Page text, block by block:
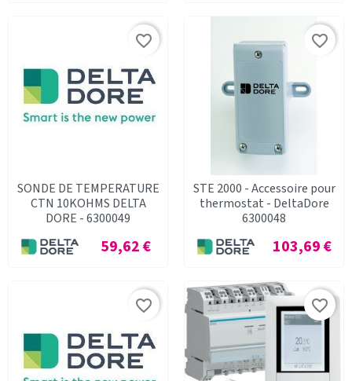
SONDE DE TEMPERATURE
CTN 10KOHMS DELTA
DORE - 6300049
Prix
59,62 €
favorite_border
STE 2000 - Accessoire pour
thermostat - DeltaDore
6300048
Prix
103,69 €
favorite_border
favorite_border favorite_border